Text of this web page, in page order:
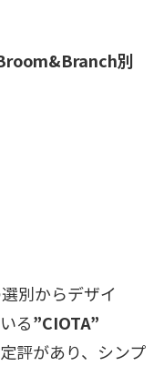
別
別からデザイ
る”CIOTA”
評があり、シンプ